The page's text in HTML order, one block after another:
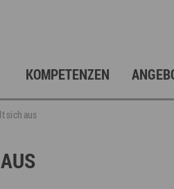
KOMPETENZEN
Förderung & Investition
& Studienorientierung
für Schüler
sich aus